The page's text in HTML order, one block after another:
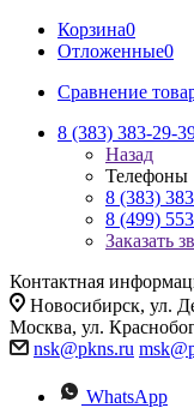
Корзина0
Отложенные0
Сравнение
8 (383) 383-29-
Назад
Телефоны
8 (383)
8 (499)
Заказать
Контактная
Новосибирск, ул.
Москва, ул.
nsk@pkns.ru
WhatsApp